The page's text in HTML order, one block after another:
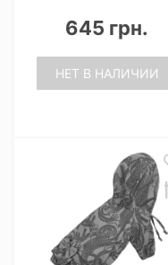
645 грн.
НЕТ В НАЛИЧИИ